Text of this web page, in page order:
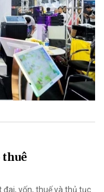
thuê
đai, vốn, thuế và thủ tục